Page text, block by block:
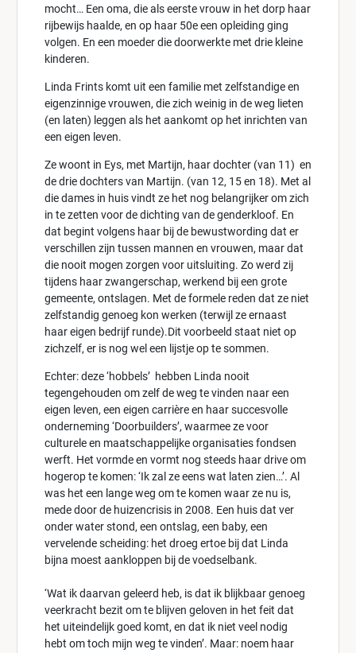
mocht… Een oma, die als eerste vrouw in het dorp haar
rijbewijs haalde, en op haar 50e een opleiding ging
volgen. En een moeder die doorwerkte met drie kleine
kinderen.
Linda Frints komt uit een familie met zelfstandige en
eigenzinnige vrouwen, die zich weinig in de weg lieten
(en laten) leggen als het aankomt op het inrichten van
een eigen leven.
Ze woont in Eys, met Martijn, haar dochter (van 11) en
de drie dochters van Martijn. (van 12, 15 en 18). Met al
die dames in huis vindt ze het nog belangrijker om zich
in te zetten voor de dichting van de genderkloof. En
dat begint volgens haar bij de bewustwording dat er
verschillen zijn tussen mannen en vrouwen, maar dat
die nooit mogen zorgen voor uitsluiting. Zo werd zij
tijdens haar zwangerschap, werkend bij een grote
gemeente, ontslagen. Met de formele reden dat ze niet
zelfstandig genoeg kon werken (terwijl ze ernaast
haar eigen bedrijf runde).Dit voorbeeld staat niet op
zichzelf, er is nog wel een lijstje op te sommen.
Echter: deze ‘hobbels’ hebben Linda nooit
tegengehouden om zelf de weg te vinden naar een
eigen leven, een eigen carrière en haar succesvolle
onderneming ‘Doorbuilders’, waarmee ze voor
culturele en maatschappelijke organisaties fondsen
werft. Het vormde en vormt nog steeds haar drive om
hogerop te komen: ‘Ik zal ze eens wat laten zien…’. Al
was het een lange weg om te komen waar ze nu is,
mede door de huizencrisis in 2008. Een huis dat ver
onder water stond, een ontslag, een baby, een
vervelende scheiding: het droeg ertoe bij dat Linda
bijna moest aankloppen bij de voedselbank.
‘Wat ik daarvan geleerd heb, is dat ik blijkbaar genoeg
veerkracht bezit om te blijven geloven in het feit dat
het uiteindelijk goed komt, en dat ik niet veel nodig
hebt om toch mijn weg te vinden’. Maar: noem haar